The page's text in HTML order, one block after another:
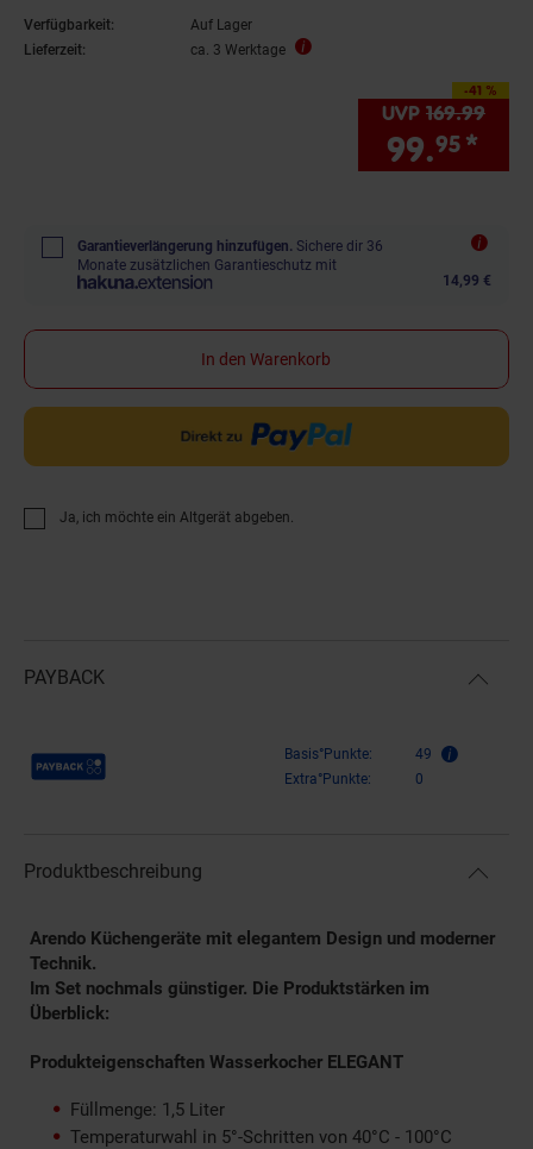
Verfügbarkeit:
Auf Lager
Lieferzeit:
ca. 3 Werktage
-41 %
Sie Sparen 41
UVP 169.99UVP
99.95 *
Garantieverlängerung hinzufügen. Sichere dir 36
Monate zusätzlichen Garantieschutz mit
14,99 €
In den Warenkorb
Ja, ich möchte ein Altgerät abgeben.
PAYBACK
Payback Punkte Basis°Punkte:
49
Extra°Punkte:
0
Produktbeschreibung
Arendo Küchengeräte mit elegantem Design und moderner
Technik.
Im Set nochmals günstiger. Die Produktstärken im
Überblick:
Produkteigenschaften Wasserkocher ELEGANT
Füllmenge: 1,5 Liter
Temperaturwahl in 5°-Schritten von 40°C - 100°C